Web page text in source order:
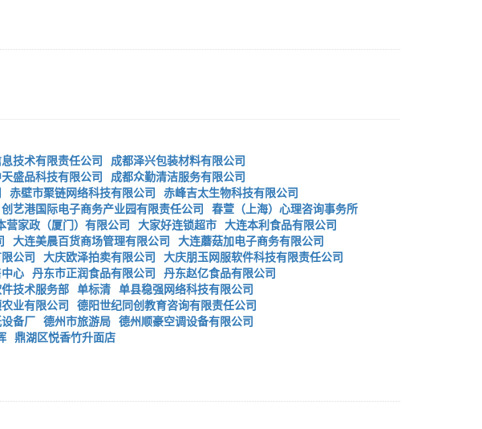
技术有限责任公司
成都泽兴包装材料有限公司
盛品科技有限公司 成都众勤清洁服务有限公司
赤壁市聚链网络科技有限公司 赤峰吉太生物科技有限公司
创艺港国际电子商务产业园有限责任公司 春萱（上海）心理咨询事务所
营家政（厦门）有限公司 大家好连锁超市 大连本利食品有限公司
大连美晨百货商场管理有限公司 大连蘑菇加电子商务有限公司
公司 大庆欧泽拍卖有限公司 大庆朋玉网服软件科技有限责任公司
心 丹东市正润食品有限公司 丹东赵亿食品有限公司
技术服务部 单标清 单县稳强网络科技有限公司
业有限公司 德阳世纪同创教育咨询有限责任公司
备厂 德州市旅游局 德州顺豪空调设备有限公司
鼎湖区悦香竹升面店